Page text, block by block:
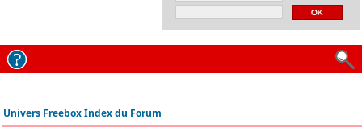
Univers Freebox Index du Forum